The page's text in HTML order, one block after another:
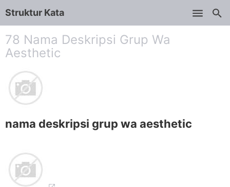
Struktur Kata
78 Nama Deskripsi Grup Wa
Aesthetic
nama deskripsi grup wa aesthetic